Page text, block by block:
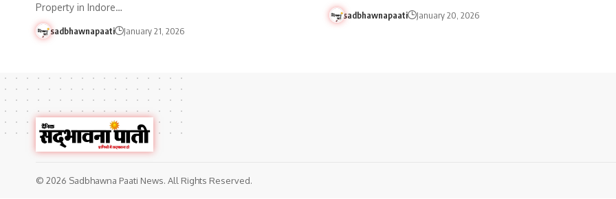
Property in Indore…
sadbhawnapaati January 21, 2026
sadbhawnapaati January 20, 2026
© 2026 Sadbhawna Paati News. All Rights Reserved.